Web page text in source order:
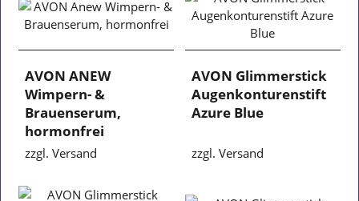
AVON ANEW
Wimpern- &
Brauenserum,
hormonfrei
zzgl. Versand
AVON Glimmerstick
Augenkonturenstift
Azure Blue
zzgl. Versand